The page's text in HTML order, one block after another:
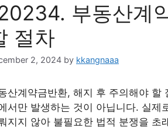
부동산계
절차
2, 2024 by kkangnaaa
산계약금반환, 해지 후 주의해야 할
서만 발생하는 것이 아닙니다. 실제
지지 않아 불필요한 법적 분쟁을 초